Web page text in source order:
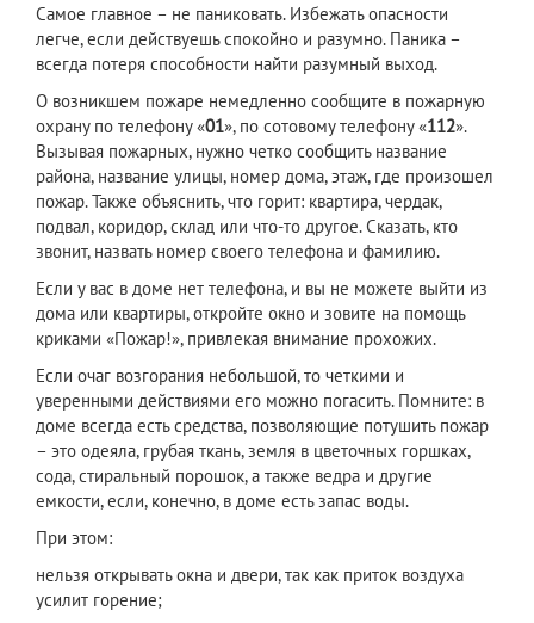
Самое главное – не паниковать. Избежать опасности
легче, если действуешь спокойно и разумно. Паника –
всегда потеря способности найти разумный выход.
О возникшем пожаре немедленно сообщите в пожарную
охрану по телефону «01», по сотовому телефону «112».
Вызывая пожарных, нужно четко сообщить название
района, название улицы, номер дома, этаж, где произошел
пожар. Также объяснить, что горит: квартира, чердак,
подвал, коридор, склад или что-то другое. Сказать, кто
звонит, назвать номер своего телефона и фамилию.
Если у вас в доме нет телефона, и вы не можете выйти из
дома или квартиры, откройте окно и зовите на помощь
криками «Пожар!», привлекая внимание прохожих.
Если очаг возгорания небольшой, то четкими и
уверенными действиями его можно погасить. Помните: в
доме всегда есть средства, позволяющие потушить пожар
– это одеяла, грубая ткань, земля в цветочных горшках,
сода, стиральный порошок, а также ведра и другие
емкости, если, конечно, в доме есть запас воды.
При этом:
нельзя открывать окна и двери, так как приток воздуха
усилит горение;